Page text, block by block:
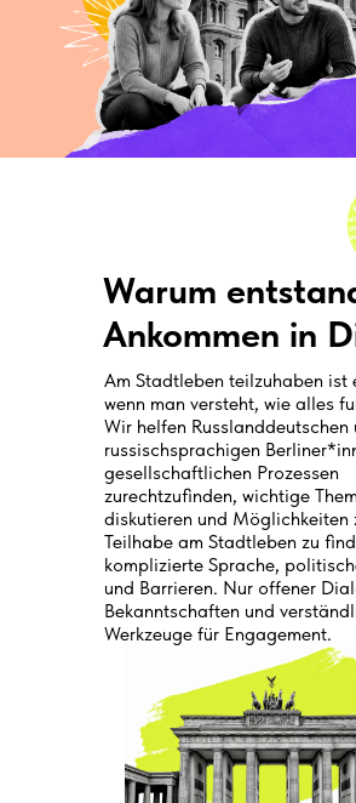
Warum
Ankommen in
Am Stadtleben teilzuhaben ist
wenn man versteht, wie alles
Wir helfen Russlanddeutschen
russischsprachigen
gesellschaftlichen Prozessen
zurechtzufinden, wichtige
diskutieren und Möglichkeiten
Teilhabe am Stadtleben zu
komplizierte Sprache,
und Barrieren. Nur offener
Bekanntschaften und
Werkzeuge für Engagement.